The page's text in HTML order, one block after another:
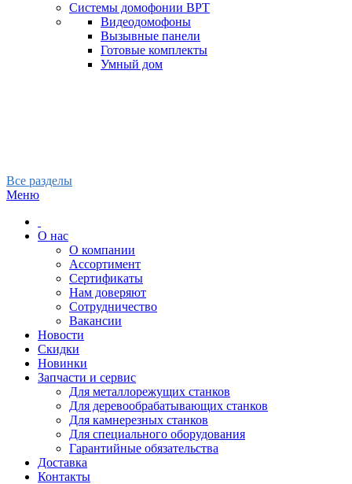
Системы домофонии BPT
Видеодомофоны
Вызывные панели
Готовые комплекты
Умный дом
Все разделы
Меню
О нас
О компании
Ассортимент
Сертификаты
Нам доверяют
Сотрудничество
Вакансии
Новости
Скидки
Новинки
Запчасти и сервис
Для металлорежущих станков
Для деревообрабатывающих станков
Для камнерезных станков
Для специального оборудования
Гарантийные обязательства
Доставка
Контакты